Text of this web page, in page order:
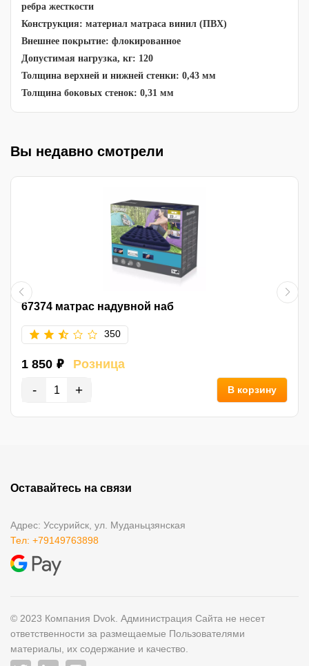
ребра жесткости
Конструкция: материал матраса винил (ПВХ)
Внешнее покрытие: флокированное
Допустимая нагрузка, кг: 120
Толщина верхней и нижней стенки: 0,43 мм
Толщина боковых стенок: 0,31 мм
Вы недавно смотрели
67374 матрас надувной наб
350
1 850 ₽ Розница
- + В корзину
Оставайтесь на связи
Адрес: Уссурийск, ул. Муданьцзянская
Тел: +79149763898
© 2023 Компания Dvok. Администрация Сайта не несет
ответственности за размещаемые Пользователями
материалы, их содержание и качество.